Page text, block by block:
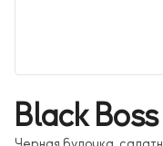
Black Boss